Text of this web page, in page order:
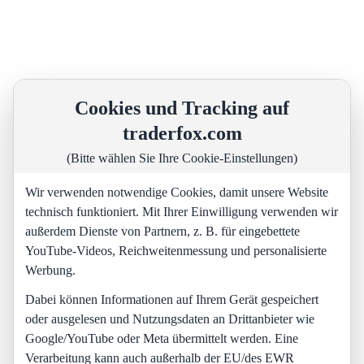
Cookies und Tracking auf
traderfox.com
(Bitte wählen Sie Ihre Cookie-Einstellungen)
Wir verwenden notwendige Cookies, damit unsere Website
technisch funktioniert. Mit Ihrer Einwilligung verwenden wir
außerdem Dienste von Partnern, z. B. für eingebettete
YouTube-Videos, Reichweitenmessung und personalisierte
Werbung.
Dabei können Informationen auf Ihrem Gerät gespeichert
oder ausgelesen und Nutzungsdaten an Drittanbieter wie
Google/YouTube oder Meta übermittelt werden. Eine
Verarbeitung kann auch außerhalb der EU/des EWR